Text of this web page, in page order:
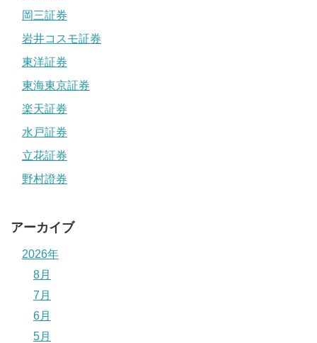
岡三証券
岩井コスモ証券
東洋証券
東海東京証券
楽天証券
水戸証券
立花証券
野村證券
アーカイブ
2026年
8月
7月
6月
5月